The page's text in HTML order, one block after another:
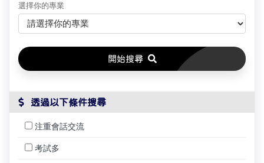
選擇你的專業
開始搜尋
透過以下條件搜尋
注重會話交流
考試多